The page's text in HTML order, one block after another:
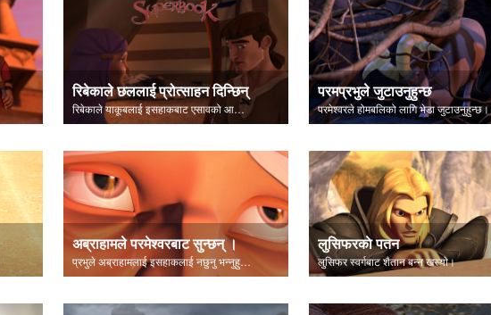
रिबेकाले छललाई प्रोत्साहन दिन्छिन्
रिबेकाले याकूबलाई इसहाकबाट एसावको आशिष् चोर्न भनिन्।
परमप्रभुले जुटाउनुहुन्छ
परमेश्वरले होमबलिको लागि भेडा जुटाउनुहुन्छ।
अब्राहामले परमेश्वरबाट सुन्छन् ।
प्रभुले अब्राहामलाई इसहाकलाई नछुनु भन्नुहुन्छ।
लुसिफरकाे पतन
लुसिफर स्वर्गबाट शैतान बन्न खस्याे।